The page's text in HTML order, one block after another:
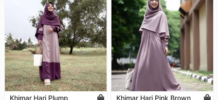
Khimar Hari Plump Khimar Hari Pink Brown